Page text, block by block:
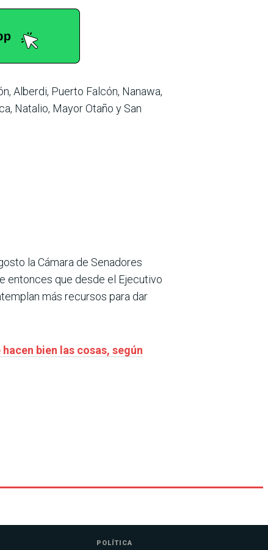
Alberdi, Puerto Falcón, Nanawa,
Natalio, Mayor Otaño y San
la Cámara de Senadores
entonces que desde el Ejecutivo
más recursos para dar
bien las cosas, según
POLÍTICA